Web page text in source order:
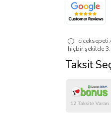
hiçbir şekilde
Taksit